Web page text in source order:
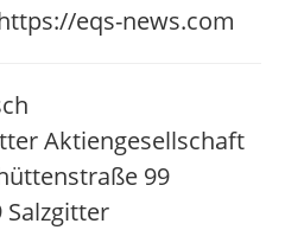
eqs-news.com
Aktiengesellschaft
99
Salzgitter